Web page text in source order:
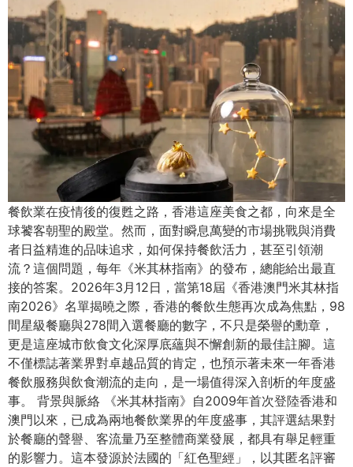
餐飲業在疫情後的復甦之路，香港這座美食之都，向來是全
球饕客朝聖的殿堂。然而，面對瞬息萬變的市場挑戰與消費
者日益精進的品味追求，如何保持餐飲活力，甚至引領潮
流？這個問題，每年《米其林指南》的發布，總能給出最直
接的答案。2026年3月12日，當第18屆《香港澳門米其林指
南2026》名單揭曉之際，香港的餐飲生態再次成為焦點，98
間星級餐廳與278間入選餐廳的數字，不只是榮譽的勳章，
更是這座城市飲食文化深厚底蘊與不懈創新的最佳註腳。這
不僅標誌著業界對卓越品質的肯定，也預示著未來一年香港
餐飲服務與飲食潮流的走向，是一場值得深入剖析的年度盛
事。 背景與脈絡 《米其林指南》自2009年首次登陸香港和
澳門以來，已成為兩地餐飲業界的年度盛事，其評選結果對
於餐廳的聲譽、客流量乃至整體商業發展，都具有舉足輕重
的影響力。這本發源於法國的「紅色聖經」，以其匿名評審